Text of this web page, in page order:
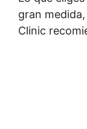
gran
Clinic